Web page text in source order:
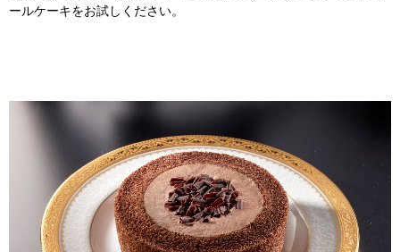
ールケーキをお試しください。